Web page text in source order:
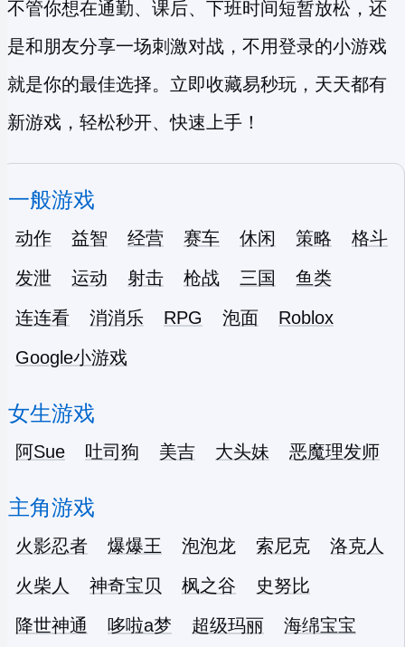
不管你想在通勤、课后、下班时间短暂放松，还
是和朋友分享一场刺激对战，不用登录的小游戏
就是你的最佳选择。立即收藏易秒玩，天天都有
新游戏，轻松秒开、快速上手！
一般游戏
动作 益智 经营 赛车 休闲 策略
格斗
发泄
运动 射击 枪战 三国
鱼类
连连看
消消乐 RPG 泡面
Roblox
Google小游戏
女生游戏
阿Sue 吐司狗 美吉 大头妹 恶魔理发师
主角游戏
火影忍者 爆爆王 泡泡龙 索尼克
洛克人
火柴人
神奇宝贝 枫之谷
史努比
降世神通
哆啦a梦 超级玛丽
海绵宝宝